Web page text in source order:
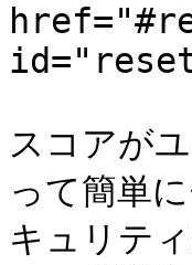
スコアが
って簡単
キュリテ